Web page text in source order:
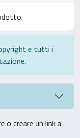
e tutti i
o creare un link a